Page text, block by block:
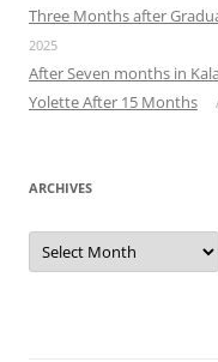
Three Months after
2025
After Seven months in
Yolette After 15 Months
ARCHIVES
Archives